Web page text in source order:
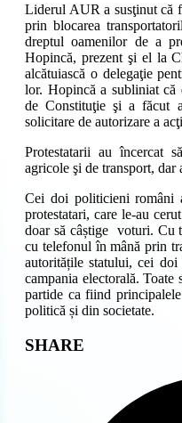
Liderul AUR a susţinut că
prin blocarea
dreptul oamenilor de a
Hopincă, prezent şi el la
alcătuiască o delegaţie
lor. Hopincă a subliniat că
de Constituţie şi a făcut
solicitare de autorizare a
Protestatarii au încercat
agricole şi de transport,
Cei doi politicieni români
protestatari, care le-au
doar să câștige voturi. Cu
cu telefonul în mână prin
autoritățile statului, cei
campania electorală. Toate
partide ca fiind
politică și din societate.
SHARE